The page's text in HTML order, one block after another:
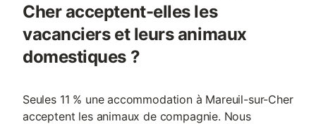
Cher acceptent-elles les
vacanciers et leurs animaux
domestiques ?
Seules 11 % une accommodation à Mareuil-sur-Cher
acceptent les animaux de compagnie. Nous